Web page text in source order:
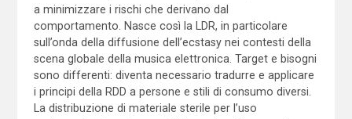
a minimizzare i rischi che derivano dal
comportamento. Nasce così la LDR, in particolare
sull’onda della diffusione dell’ecstasy nei contesti della
scena globale della musica elettronica. Target e bisogni
sono differenti: diventa necessario tradurre e applicare
i principi della RDD a persone e stili di consumo diversi.
La distribuzione di materiale sterile per l’uso